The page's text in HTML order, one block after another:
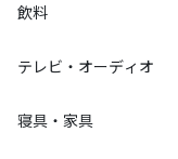
飲料
テレビ・オーディオ
寝具・家具